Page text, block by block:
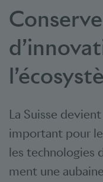
La Suisse
important pour
les technologies
ment une